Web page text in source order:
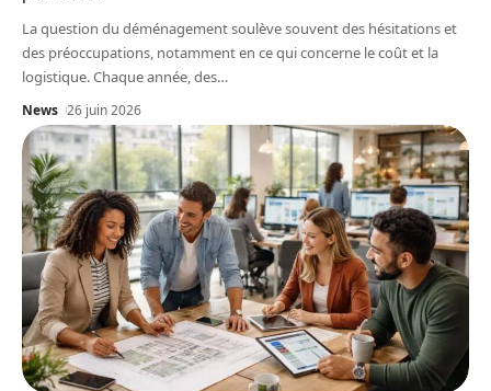
La question du déménagement soulève souvent des hésitations et
des préoccupations, notamment en ce qui concerne le coût et la
logistique. Chaque année, des…
News 26 juin 2026